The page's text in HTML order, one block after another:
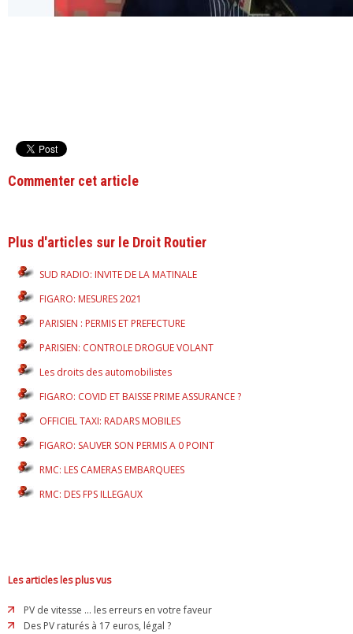
Commenter cet article
Plus d'articles sur le Droit Routier
SUD RADIO: INVITE DE LA MATINALE
FIGARO: MESURES 2021
PARISIEN : PERMIS ET PREFECTURE
PARISIEN: CONTROLE DROGUE VOLANT
Les droits des automobilistes
FIGARO: COVID ET BAISSE PRIME ASSURANCE ?
OFFICIEL TAXI: RADARS MOBILES
FIGARO: SAUVER SON PERMIS A 0 POINT
RMC: LES CAMERAS EMBARQUEES
RMC: DES FPS ILLEGAUX
Les articles les plus vus
PV de vitesse ... les erreurs en votre faveur
Des PV raturés à 17 euros, légal ?